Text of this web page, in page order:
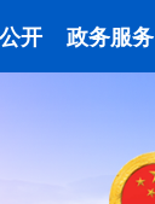
开 政务服务